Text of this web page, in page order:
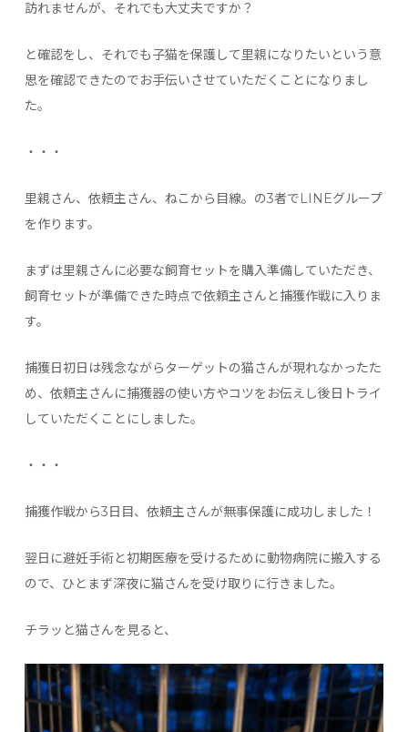
訪れませんが、それでも大丈夫ですか？
と確認をし、それでも子猫を保護して里親になりたいという意
思を確認できたのでお手伝いさせていただくことになりまし
た。
・・・
里親さん、依頼主さん、ねこから目線。の3者でLINEグループ
を作ります。
まずは里親さんに必要な飼育セットを購入準備していただき、
飼育セットが準備できた時点で依頼主さんと捕獲作戦に入りま
す。
捕獲日初日は残念ながらターゲットの猫さんが現れなかったた
め、依頼主さんに捕獲器の使い方やコツをお伝えし後日トライ
していただくことにしました。
・・・
捕獲作戦から3日目、依頼主さんが無事保護に成功しました！
翌日に避妊手術と初期医療を受けるために動物病院に搬入する
ので、ひとまず深夜に猫さんを受け取りに行きました。
チラッと猫さんを見ると、